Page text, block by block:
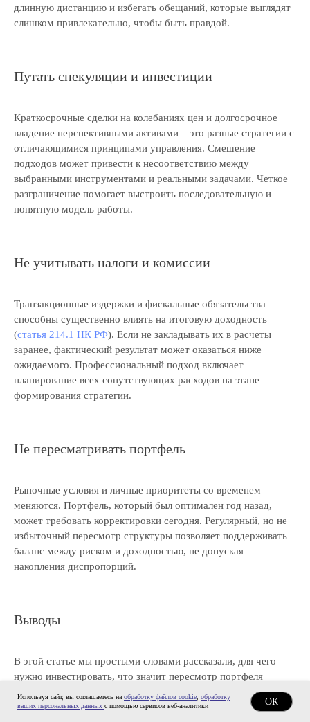
длинную дистанцию и избегать обещаний, которые выглядят
слишком привлекательно, чтобы быть правдой.
Путать спекуляции и инвестиции
Краткосрочные сделки на колебаниях цен и долгосрочное
владение перспективными активами – это разные стратегии с
отличающимися принципами управления. Смешение
подходов может привести к несоответствию между
выбранными инструментами и реальными задачами. Четкое
разграничение помогает выстроить последовательную и
понятную модель работы.
Не учитывать налоги и комиссии
Транзакционные издержки и фискальные обязательства
способны существенно влиять на итоговую доходность
(статья 214.1 НК РФ). Если не закладывать их в расчеты
заранее, фактический результат может оказаться ниже
ожидаемого. Профессиональный подход включает
планирование всех сопутствующих расходов на этапе
формирования стратегии.
Не пересматривать портфель
Рыночные условия и личные приоритеты со временем
меняются. Портфель, который был оптимален год назад,
может требовать корректировки сегодня. Регулярный, но не
избыточный пересмотр структуры позволяет поддерживать
баланс между риском и доходностью, не допуская
накопления диспропорций.
Выводы
В этой статье мы простыми словами рассказали, для чего
нужно инвестировать, что значит пересмотр портфеля
вложений, а также как правильно выбирать виды активов для
инвестиционной деятельности. Грамотное управление
Используя сайт, вы соглашаетесь наобработку файлов cookie, обработку
ваших персональных данных с помощью сервисов веб-аналитики ОК